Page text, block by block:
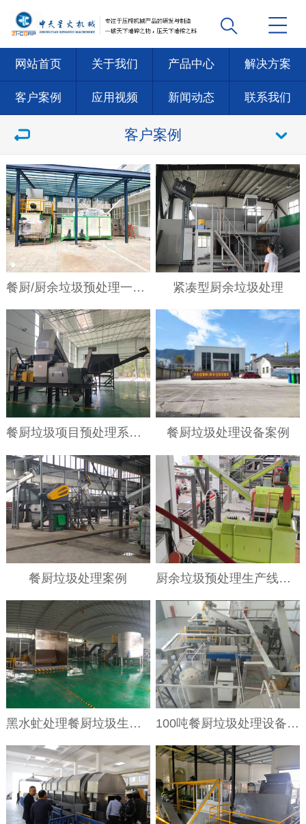
网站首页 关于我们 产品中心 解决方案
客户案例 应用视频 新闻动态 联系我们
客户案例
餐厨/厨余垃圾预处理一体机 紧凑型厨余垃圾处理
餐厨垃圾项目预处理系统案例 餐厨垃圾处理设备案例
餐厨垃圾处理案例 厨余垃圾预处理生产线案例
黑水虻处理餐厨垃圾生产线 100吨餐厨垃圾处理设备项目现场